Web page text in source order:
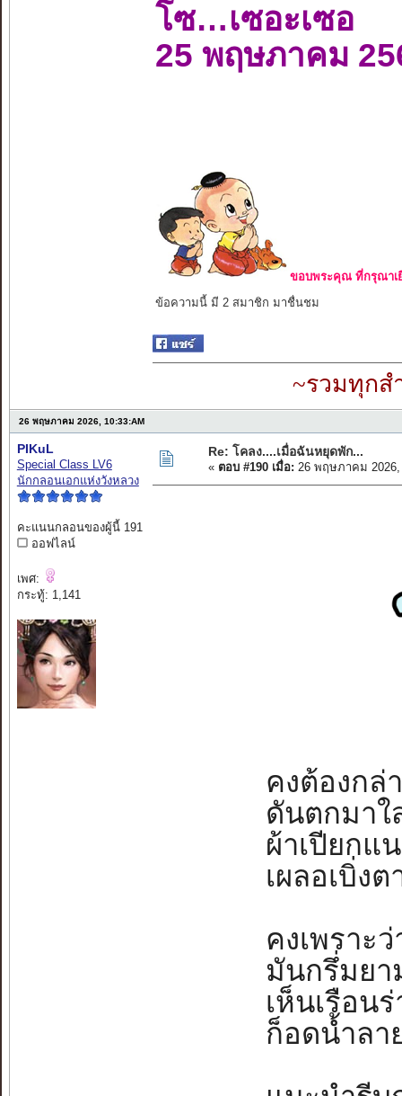
โซ…เซอะเซอ
25 พฤษภาคม
ขอบพระคุณ ที่กรุณาเ
ข้อความนี้ มี 2 สมาชิก มาชื่นชม
~รวมทุกส
26 พฤษภาคม 2026, 10:33:AM
PIKuL
Special Class LV6
นักกลอนเอกแห่งวังหลวง
คะแนนกลอนของผู้นี้ 191
ออฟไลน์
เพศ:
กระทู้: 1,141
Re: โคลง....เมื่อฉันหยุดพัก...
« ตอบ #190 เมื่อ: 26 พฤษภาคม 2026,
คงต้องกล่
ดันตกมาใ
ผ้าเปียกแ
เผลอเบิ่ง
คงเพราะ
มันกรึ่มยา
เห็นเรือน
ก็อดน้ำลา